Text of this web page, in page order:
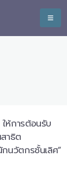
ห้การต้อนรับ
าธิต
นวัตกรชั้นเลิศ”